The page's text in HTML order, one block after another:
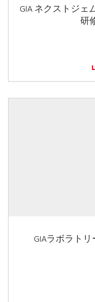
GIA ネクストジェ
研
GIAラボラト